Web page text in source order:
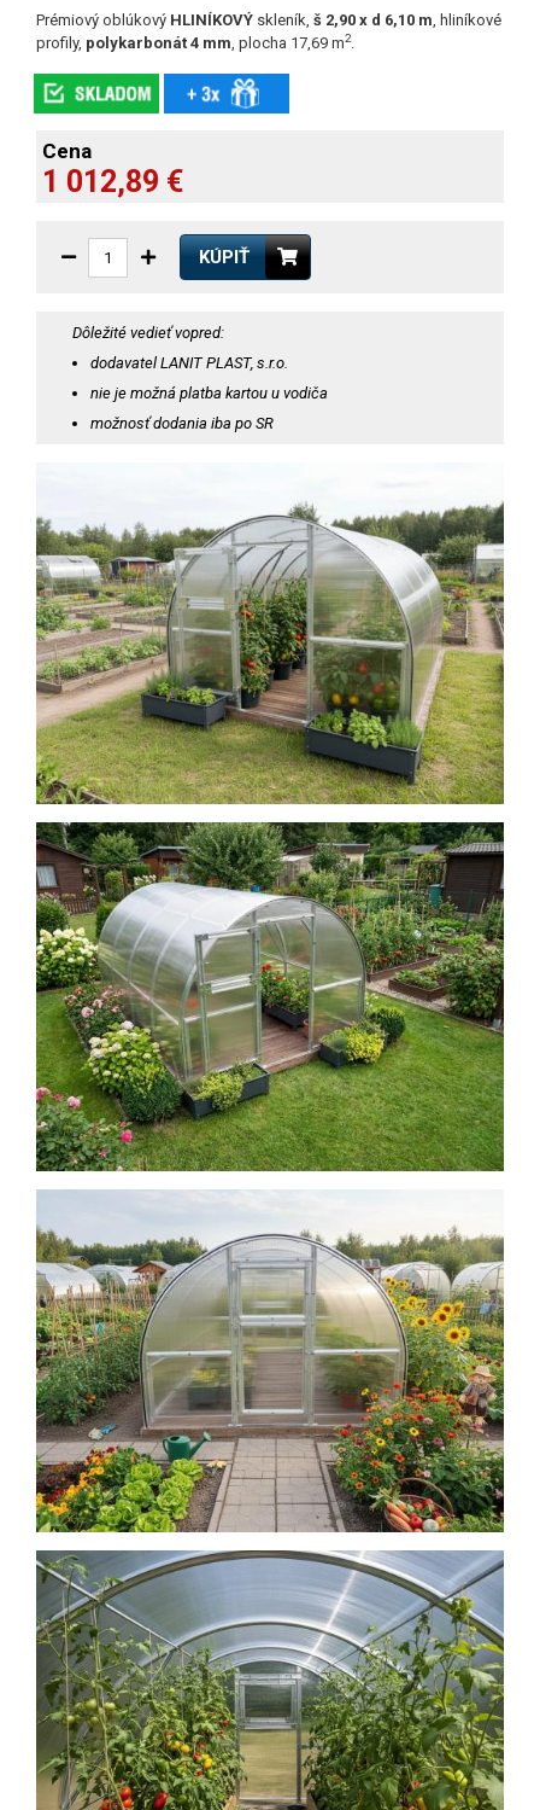
Prémiový oblúkový HLINÍKOVÝ skleník, š 2,90 x d 6,10 m, hliníkové
profily, polykarbonát 4 mm, plocha 17,69 m2.
Cena
1 012,89 €
KÚPIŤ
Dôležité vedieť vopred:
dodavatel LANIT PLAST, s.r.o.
nie je možná platba kartou u vodiča
možnosť dodania iba po SR